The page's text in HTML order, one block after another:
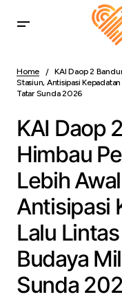
Awal ke Stasiun,
Saat Kirab Budaya
Home
KAI Daop 2
Stasiun, Antisipasi
Tatar Sunda 2026
KAI Daop
Himbau
Lebih
Antisipasi
Lalu
Budaya
Sunda